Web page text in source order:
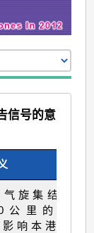
信号的意
旋集结于香
公里的范围
响本港。